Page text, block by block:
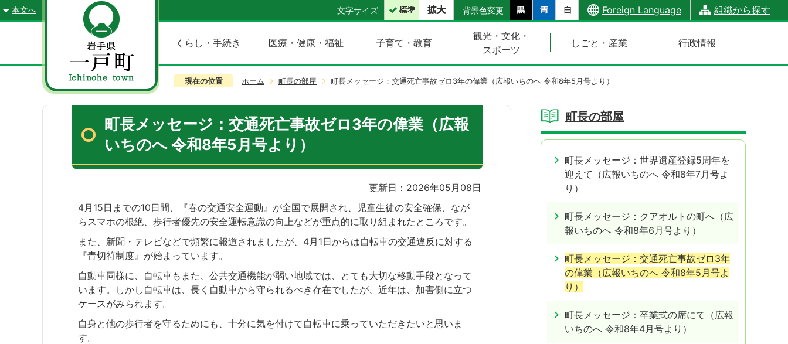
本文へ 文字サイズ 背景色変更 Foreign Language 組織から探す
くらし・手続き 医療・健康・福祉 子育て・教育
観光・文化・
スポーツ
しごと・産業 行政情報
現在の位置 ホーム 町長の部屋 町長メッセージ：交通死亡事故ゼロ3年の偉業（広報いちのへ 令和8年5月号より）
町長メッセージ：交通死亡事故ゼロ3年の偉業（広報
いちのへ 令和8年5月号より）
更新日：2026年05月08日
4月15日までの10日間、『春の交通安全運動』が全国で展開され、児童生徒の安全確保、なが
らスマホの根絶、歩行者優先の安全運転意識の向上などが重点的に取り組まれたところです。
また、新聞・テレビなどで頻繁に報道されましたが、4月1日からは自転車の交通違反に対する
『青切符制度』が始まっています。
自動車同様に、自転車もまた、公共交通機能が弱い地域では、とても大切な移動手段となって
います。しかし自転車は、長く自動車から守られるべき存在でしたが、近年は、加害側に立つ
ケースがみられます。
自身と他の歩行者を守るためにも、十分に気を付けて自転車に乗っていただきたいと思いま
す。
町長の部屋
町長メッセージ：世界遺産登録5周年を
迎えて（広報いちのへ 令和8年7月号よ
り）
町長メッセージ：クアオルトの町へ（広
報いちのへ 令和8年6月号より）
町長メッセージ：交通死亡事故ゼロ3年
の偉業（広報いちのへ 令和8年5月号よ
り）
町長メッセージ：卒業式の席にて（広報
いちのへ 令和8年4月号より）